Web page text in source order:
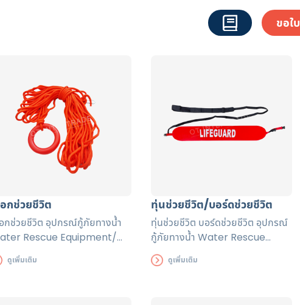
ขอใ
อกช่วยชีวิต
กช่วยชีวิต อุปกรณ์กู้ภัยทางน้ำ
Rescue Equipment/
Tube เชือกลอยน้ำ น้ำ
เบา นิยมใช้ในงานกู้ชีพทางน้ำ
ดูเพิ่มเติม
ทุ่นช่วยชีวิต/บอร์ดช่วยชีวิต
ทุ่นช่วยชีวิต บอร์ดช่วยชีวิต อุปกรณ์
กู้ภัยทางน้ำ Water Rescue
Equipment/ Rescue Tube ช่วย
พยุงคนตกน้ำ ผ่อนแรงผู้ที่ให้ความ
ดูเพิ่มเติม